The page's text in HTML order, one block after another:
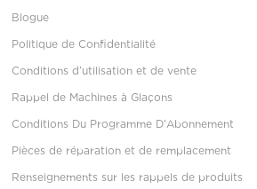
Blogue
Politique de Confidentialité
Conditions d’utilisation et de vente
Rappel de Machines à Glaçons
Conditions Du Programme D'Abonnement
Pièces de réparation et de remplacement
Renseignements sur les rappels de produits